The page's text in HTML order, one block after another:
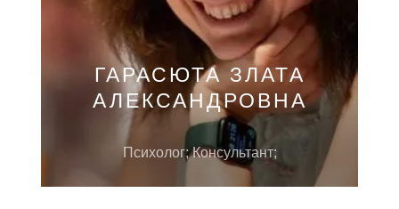
ГАРАСЮТА ЗЛАТА
АЛЕКСАНДРОВНА
Психолог; Консультант;